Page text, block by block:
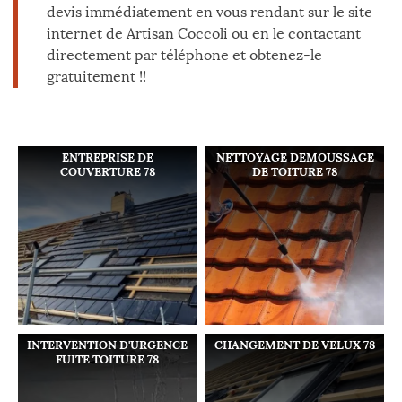
devis immédiatement en vous rendant sur le site
internet de Artisan Coccoli ou en le contactant
directement par téléphone et obtenez-le
gratuitement !!
ENTREPRISE DE
COUVERTURE 78
NETTOYAGE DEMOUSSAGE
DE TOITURE 78
INTERVENTION D'URGENCE
FUITE TOITURE 78
CHANGEMENT DE VELUX 78